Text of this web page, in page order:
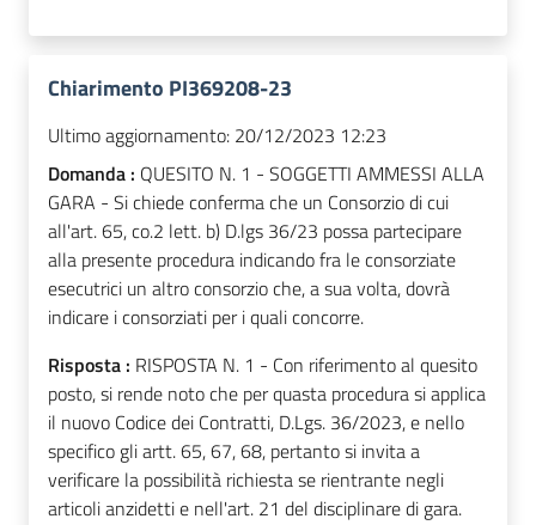
Chiarimento PI369208-23
Ultimo aggiornamento: 20/12/2023 12:23
Domanda : QUESITO N. 1 - SOGGETTI AMMESSI ALLA
GARA - Si chiede conferma che un Consorzio di cui
all'art. 65, co.2 lett. b) D.lgs 36/23 possa partecipare
alla presente procedura indicando fra le consorziate
esecutrici un altro consorzio che, a sua volta, dovrà
indicare i consorziati per i quali concorre.
Risposta : RISPOSTA N. 1 - Con riferimento al quesito
posto, si rende noto che per quasta procedura si applica
il nuovo Codice dei Contratti, D.Lgs. 36/2023, e nello
specifico gli artt. 65, 67, 68, pertanto si invita a
verificare la possibilità richiesta se rientrante negli
articoli anzidetti e nell'art. 21 del disciplinare di gara.